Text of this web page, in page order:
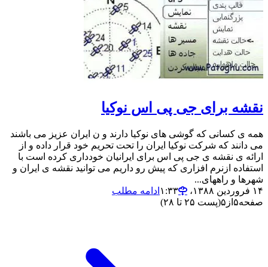
نقشه برای جی پی اس نوکیا
همه ی کسانی که گوشی های نوکیا دارند و ن ایران عزیز می باشند
می دانند که شرکت نوکیا ایران را تحت تحریم خود قرار داده و از
ارائه ی نقشه ی جی پی اس برای ایرانیان خودداری کرده است با
استفاده ازنرم افزاری که پیش رو داریم می توانید نقشه ی ایران و
شهرها و راههای...
۱۴ فروردین ۱۳۸۸،‏ ۱:۳۳
ادامه مطلب
صفحه۵ از ۵(پست ۲۵ تا ۲۸)